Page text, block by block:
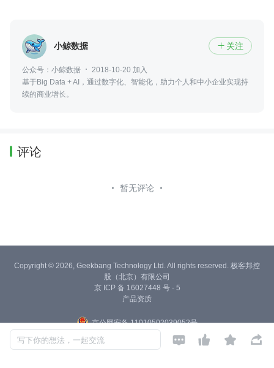
小鲸数据  关注
公众号：小鲸数据
2018-10-20 加入
基于Big Data + AI，通过数字化、智能化，助力个人和中小企业实现持
续的商业增长。
评论
暂无评论
写下你的想法，一起交流    
Copyright © 2026, Geekbang Technology Ltd. All rights reserved. 极客邦控
股（北京）有限公司
京 ICP 备 16027448 号 - 5
产品资质
京公网安备 11010502039052号